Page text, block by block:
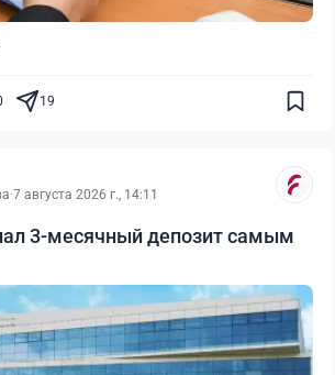
19
·7 августа 2026 г., 14:11
3-месячный депозит самым